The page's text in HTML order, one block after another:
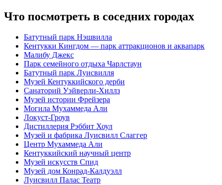
Что посмотреть в соседних городах
Батутный парк Нэшвилла
Кентукки Кингдом — парк аттракционов и аквапарк
Малибу Джекс
Парк семейного отдыха Чарлстаун
Батутный парк Луисвилля
Музей Кентуккийского дерби
Санаторий Уэйверли-Хиллз
Музей истории Фрейзера
Могила Мухаммеда Али
Локуст-Гроув
Дистиллерия Рэббит Хоул
Музей и фабрика Луисвилл Слаггер
Центр Мухаммеда Али
Кентуккийский научный центр
Музей искусств Спид
Музей дом Конрад-Калдуэлл
Луисвилл Палас Театр